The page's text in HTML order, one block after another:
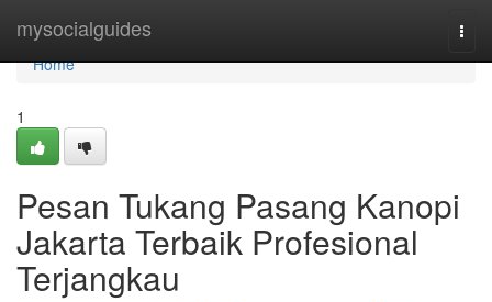
mysocialguides
Home
Home
1
Pesan Tukang Pasang Kanopi
Jakarta Terbaik Profesional
Terjangkau